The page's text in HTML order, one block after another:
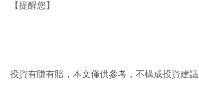
【提醒您】
投資有賺有賠，本文僅供參考，不構成投資建議